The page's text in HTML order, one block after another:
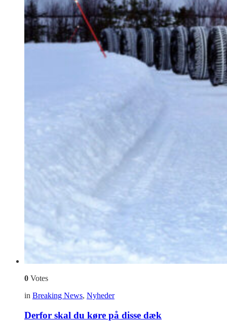
0 Votes
in Breaking News, Nyheder
Derfor skal du køre på disse dæk